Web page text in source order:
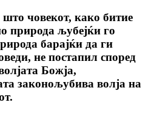
што човекот, како битие
природа љубејќи го
барајќи да ги
не постапил според
Божја,
законољубива волја на